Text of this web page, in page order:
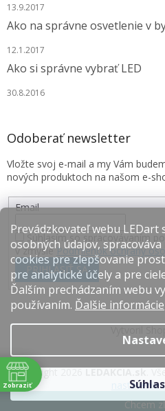
Prevádzkovateľ webu LEDart
osobných údajov,
cookies pre zlepšovanie
pre analytické účely a pre
Ďalším prechádzaním webu
používaním. Ďalšie informácie
13.9.2017
Ako na správne osvetlenie v
12.1.2017
Ako si správne vybrať LED
30.8.2016
Odoberať newsletter
Vložte svoj e-mail a my Vám
nových produktoch na našom e-
Email
Súhlasím so spracovávaním
v zmysle Podmienok ochrany
PRIHLÁSIŤ SA
Copyright 2026
nastavenie
Zobraziť
Chcem